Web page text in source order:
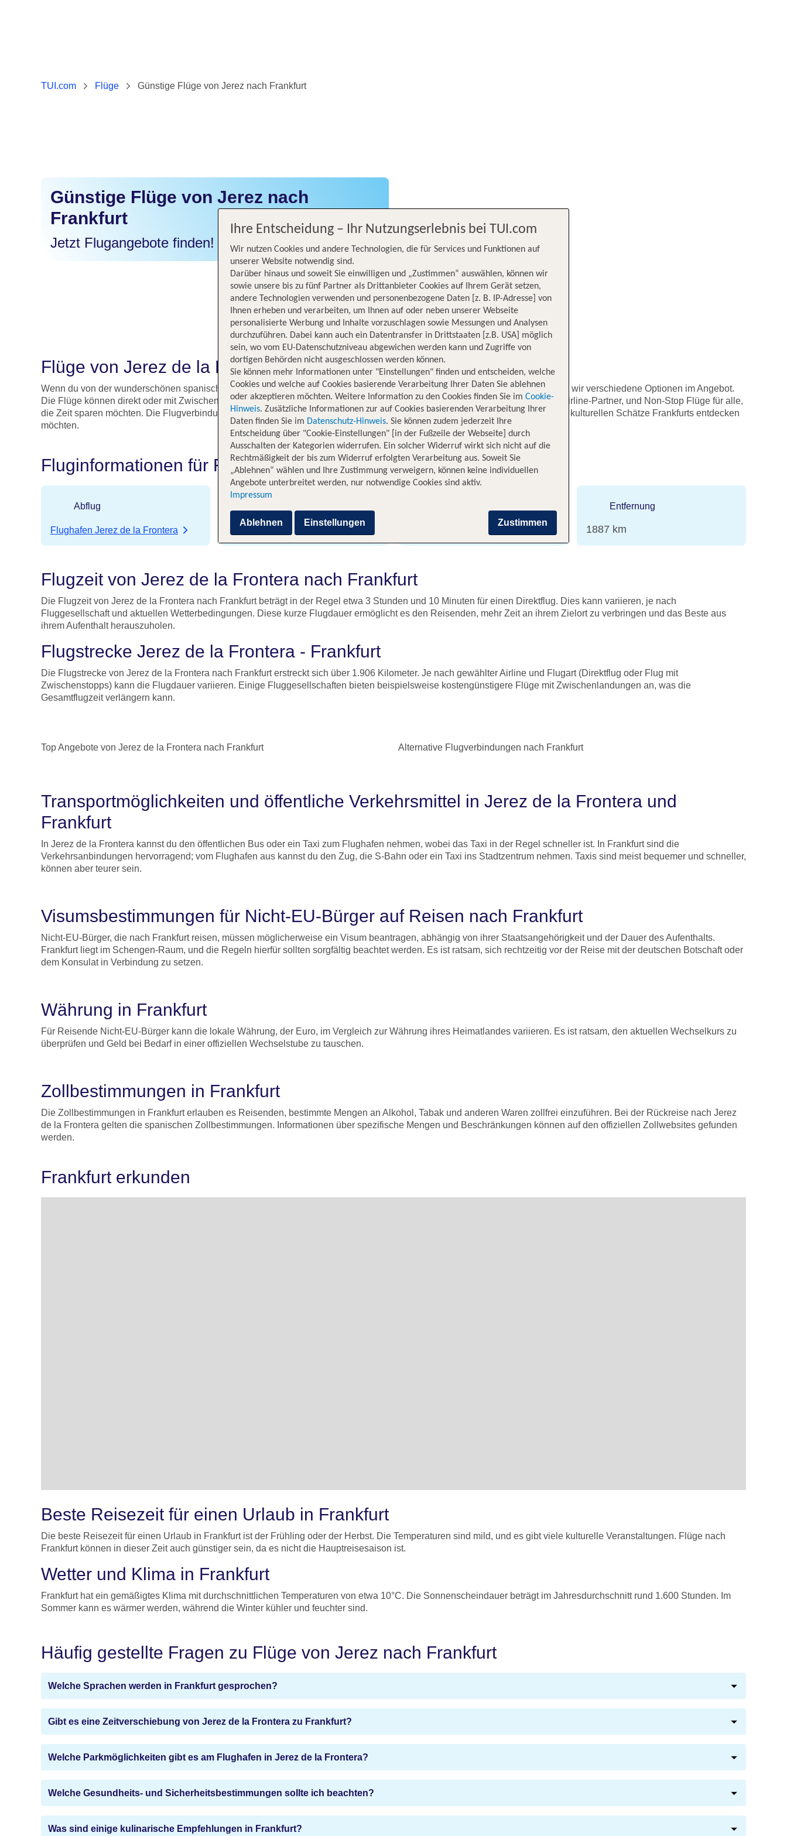
TUI.com Flüge Günstige Flüge von Jerez nach Frankfurt
Günstige Flüge von Jerez nach
Frankfurt
Jetzt Flugangebote finden!
Flüge von Jerez de la Frontera nach Frankfurt
Wenn du von der wunderschönen spanischen Stadt Jerez de la Frontera nach Frankfurt in Deutschland fliegen möchtest, haben wir verschiedene Optionen im Angebot.
Die Flüge können direkt oder mit Zwischenstopps sein, je nach Budget und Vorlieben. Wir bieten günstige Flüge, erstklassige Airline-Partner, und Non-Stop Flüge für alle,
die Zeit sparen möchten. Die Flugverbindung zwischen diesen Städten ist beliebt für Geschäftsreisende sowie Urlauber, die die kulturellen Schätze Frankfurts entdecken
möchten.
Fluginformationen für Flüge von Jerez nach Düsseldorf
Abflug
Flughafen Jerez de la Frontera 3 Stunden und 10 Minuten
Entfernung
1887 km
Flugzeit von Jerez de la Frontera nach Frankfurt
Die Flugzeit von Jerez de la Frontera nach Frankfurt beträgt in der Regel etwa 3 Stunden und 10 Minuten für einen Direktflug. Dies kann variieren, je nach
Fluggesellschaft und aktuellen Wetterbedingungen. Diese kurze Flugdauer ermöglicht es den Reisenden, mehr Zeit an ihrem Zielort zu verbringen und das Beste aus
ihrem Aufenthalt herauszuholen.
Flugstrecke Jerez de la Frontera - Frankfurt
Die Flugstrecke von Jerez de la Frontera nach Frankfurt erstreckt sich über 1.906 Kilometer. Je nach gewählter Airline und Flugart (Direktflug oder Flug mit
Zwischenstopps) kann die Flugdauer variieren. Einige Fluggesellschaften bieten beispielsweise kostengünstigere Flüge mit Zwischenlandungen an, was die
Gesamtflugzeit verlängern kann.
Top Angebote von Jerez de la Frontera nach Frankfurt Alternative Flugverbindungen nach Frankfurt
Transportmöglichkeiten und öffentliche Verkehrsmittel in Jerez de la Frontera und
Frankfurt
In Jerez de la Frontera kannst du den öffentlichen Bus oder ein Taxi zum Flughafen nehmen, wobei das Taxi in der Regel schneller ist. In Frankfurt sind die
Verkehrsanbindungen hervorragend; vom Flughafen aus kannst du den Zug, die S-Bahn oder ein Taxi ins Stadtzentrum nehmen. Taxis sind meist bequemer und schneller,
können aber teurer sein.
Visumsbestimmungen für Nicht-EU-Bürger auf Reisen nach Frankfurt
Nicht-EU-Bürger, die nach Frankfurt reisen, müssen möglicherweise ein Visum beantragen, abhängig von ihrer Staatsangehörigkeit und der Dauer des Aufenthalts.
Frankfurt liegt im Schengen-Raum, und die Regeln hierfür sollten sorgfältig beachtet werden. Es ist ratsam, sich rechtzeitig vor der Reise mit der deutschen Botschaft oder
dem Konsulat in Verbindung zu setzen.
Währung in Frankfurt
Für Reisende Nicht-EU-Bürger kann die lokale Währung, der Euro, im Vergleich zur Währung ihres Heimatlandes variieren. Es ist ratsam, den aktuellen Wechselkurs zu
überprüfen und Geld bei Bedarf in einer offiziellen Wechselstube zu tauschen.
Zollbestimmungen in Frankfurt
Die Zollbestimmungen in Frankfurt erlauben es Reisenden, bestimmte Mengen an Alkohol, Tabak und anderen Waren zollfrei einzuführen. Bei der Rückreise nach Jerez
de la Frontera gelten die spanischen Zollbestimmungen. Informationen über spezifische Mengen und Beschränkungen können auf den offiziellen Zollwebsites gefunden
werden.
Frankfurt erkunden
Beste Reisezeit für einen Urlaub in Frankfurt
Die beste Reisezeit für einen Urlaub in Frankfurt ist der Frühling oder der Herbst. Die Temperaturen sind mild, und es gibt viele kulturelle Veranstaltungen. Flüge nach
Frankfurt können in dieser Zeit auch günstiger sein, da es nicht die Hauptreisesaison ist.
Wetter und Klima in Frankfurt
Frankfurt hat ein gemäßigtes Klima mit durchschnittlichen Temperaturen von etwa 10°C. Die Sonnenscheindauer beträgt im Jahresdurchschnitt rund 1.600 Stunden. Im
Sommer kann es wärmer werden, während die Winter kühler und feuchter sind.
Häufig gestellte Fragen zu Flüge von Jerez nach Frankfurt
Welche Sprachen werden in Frankfurt gesprochen?
Gibt es eine Zeitverschiebung von Jerez de la Frontera zu Frankfurt?
Welche Parkmöglichkeiten gibt es am Flughafen in Jerez de la Frontera?
Welche Gesundheits- und Sicherheitsbestimmungen sollte ich beachten?
Was sind einige kulinarische Empfehlungen in Frankfurt?
Ihre Entscheidung – Ihr Nutzungserlebnis bei TUI.com
Wir nutzen Cookies und andere Technologien, die für Services und Funktionen auf
unserer Website notwendig sind.
Darüber hinaus und soweit Sie einwilligen und „Zustimmen“ auswählen, können wir
sowie unsere bis zu fünf Partner als Drittanbieter Cookies auf Ihrem Gerät setzen,
andere Technologien verwenden und personenbezogene Daten [z. B. IP-Adresse] von
Ihnen erheben und verarbeiten, um Ihnen auf oder neben unserer Webseite
personalisierte Werbung und Inhalte vorzuschlagen sowie Messungen und Analysen
durchzuführen. Dabei kann auch ein Datentransfer in Drittstaaten [z.B. USA] möglich
sein, wo vom EU-Datenschutzniveau abgewichen werden kann und Zugriffe von
dortigen Behörden nicht ausgeschlossen werden können.
Sie können mehr Informationen unter "Einstellungen" finden und entscheiden, welche
Cookies und welche auf Cookies basierende Verarbeitung Ihrer Daten Sie ablehnen
oder akzeptieren möchten. Weitere Information zu den Cookies finden Sie im Cookie-
Hinweis. Zusätzliche Informationen zur auf Cookies basierenden Verarbeitung Ihrer
Daten finden Sie im Datenschutz-Hinweis. Sie können zudem jederzeit Ihre
Entscheidung über "Cookie-Einstellungen" [in der Fußzeile der Webseite] durch
Ausschalten der Kategorien widerrufen. Ein solcher Widerruf wirkt sich nicht auf die
Rechtmäßigkeit der bis zum Widerruf erfolgten Verarbeitung aus. Soweit Sie
„Ablehnen“ wählen und Ihre Zustimmung verweigern, können keine individuellen
Angebote unterbreitet werden, nur notwendige Cookies sind aktiv.
Impressum
Zustimmen
Ablehnen Einstellungen